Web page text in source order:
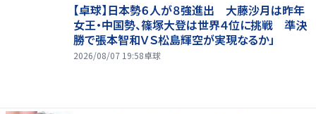
【卓球】日本勢６人が８強進出 大藤沙月は昨年
女王・中国勢、篠塚大登は世界４位に挑戦 準決
勝で張本智和ＶＳ松島輝空が実現なるか」
2026/08/07 19:58卓球